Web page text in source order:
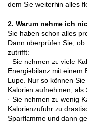
dem Sie weiterhin alles
2. Warum nehme ich
Sie haben schon alles
Dann überprüfen Sie,
zutrifft:
· Sie nehmen zu viele
Energiebilanz mit einem
Lupe. Nur so können
Kalorien aufnehmen, als
· Sie nehmen zu wenig
Kalorienzufuhr zu
Sparflamme und dann